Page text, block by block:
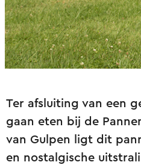
Ter afsluiting van een
gaan eten bij de
van Gulpen ligt dit
en nostalgische